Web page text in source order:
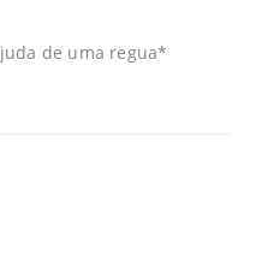
de uma regua*